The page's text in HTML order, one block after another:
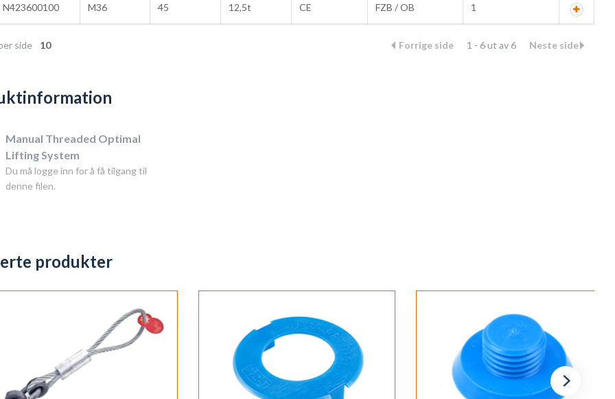
N423600100 M36 45 12,5t CE FZB / OB 1
side 10 Forrige side 1 - 6 ut av 6 Neste side
Manual Threaded Optimal
Lifting System
Du må logge inn for å få tilgang til
denne filen.
produkter